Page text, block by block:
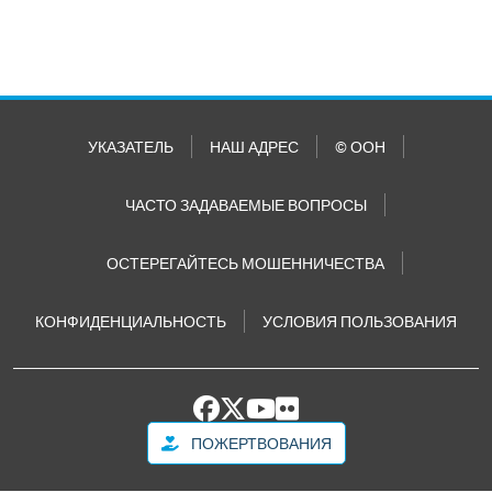
УКАЗАТЕЛЬ НАШ АДРЕС © ООН
ЧАСТО ЗАДАВАЕМЫЕ ВОПРОСЫ
ОСТЕРЕГАЙТЕСЬ МОШЕННИЧЕСТВА
КОНФИДЕНЦИАЛЬНОСТЬ УСЛОВИЯ ПОЛЬЗОВАНИЯ
ПОЖЕРТВОВАНИЯ